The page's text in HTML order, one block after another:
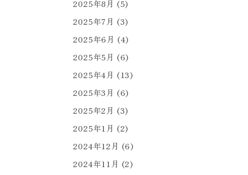
2025年8月 (5)
2025年7月 (3)
2025年6月 (4)
2025年5月 (6)
2025年4月 (13)
2025年3月 (6)
2025年2月 (3)
2025年1月 (2)
2024年12月 (6)
2024年11月 (2)